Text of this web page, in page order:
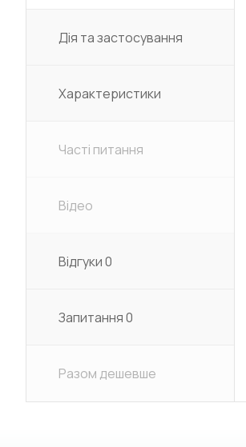
Дія та застосування
Характеристики
Часті питання
Відео
Відгуки0
Запитання0
Разом дешевше